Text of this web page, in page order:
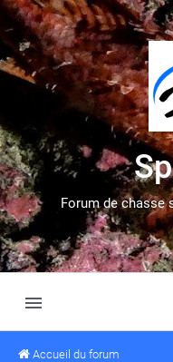
Forum de chasse
Accueil du forum